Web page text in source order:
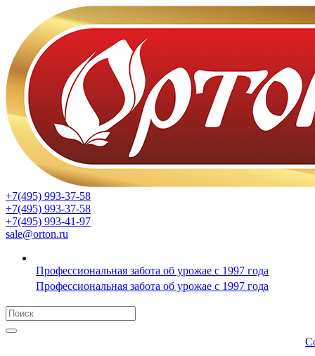
+7(495) 993-37-58
+7(495) 993-37-58
+7(495) 993-41-97
sale@orton.ru
Профессиональная забота об урожае с 1997 года
Профессиональная забота об урожае с 1997 года